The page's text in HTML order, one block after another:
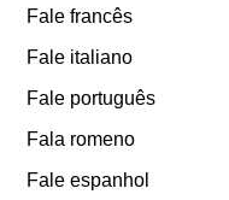
Fale francês
Fale italiano
Fale português
Fala romeno
Fale espanhol